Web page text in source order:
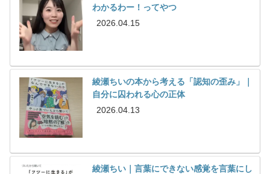
わかるわー！ってやつ
2026.04.15
綾瀬ちいの本から考える「認知の歪み」｜
自分に囚われる心の正体
2026.04.13
綾瀬ちい｜言葉にできない感覚を言葉にし